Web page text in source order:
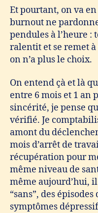
Et pourtant, on va
burnout ne
pendules à l’heure :
ralentit et se remet à
on n’a plus le choix.
On entend çà et là
entre 6 mois et 1 an
sincérité, je pense
vérifié. Je
amont du
mois d’arrêt de
récupération pour
même niveau de
même aujourd’hui,
“sans”, des
symptômes